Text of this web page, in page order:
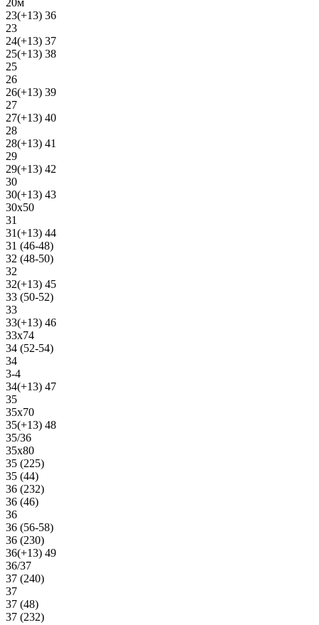
23(+13) 36
23
24(+13) 37
25(+13) 38
25
26
26(+13) 39
27
27(+13) 40
28
28(+13) 41
29
29(+13) 42
30
30(+13) 43
30х50
31
31(+13) 44
31 (46-48)
32 (48-50)
32
32(+13) 45
33 (50-52)
33
33(+13) 46
33х74
34 (52-54)
34
3-4
34(+13) 47
35
35х70
35(+13) 48
35/36
35х80
35 (225)
35 (44)
36 (232)
36 (46)
36
36 (56-58)
36 (230)
36(+13) 49
36/37
37 (240)
37
37 (48)
37 (232)